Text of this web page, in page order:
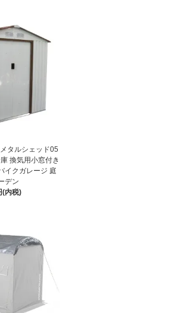
タルシェッド05
換気用小窓付き
イクガレージ 庭
デン
(内税)